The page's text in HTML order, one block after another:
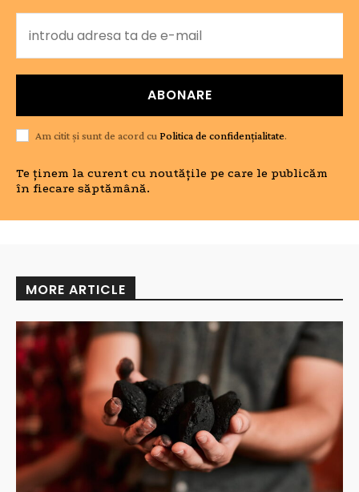
ABONARE
Am citit și sunt de acord cu Politica de confidențialitate.
Te ținem la curent cu noutățile pe care le publicăm
în fiecare săptămână.
MORE ARTICLE